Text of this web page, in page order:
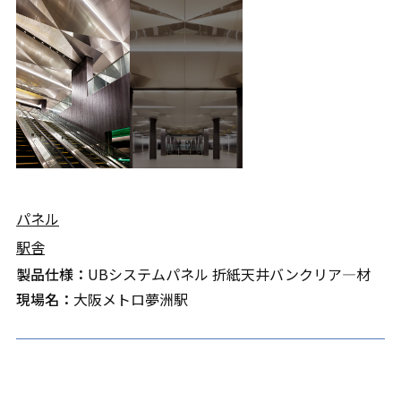
パネル
駅舎
製品仕様： UBシステムパネル 折紙天井バンクリア―材
現場名： 大阪メトロ夢洲駅